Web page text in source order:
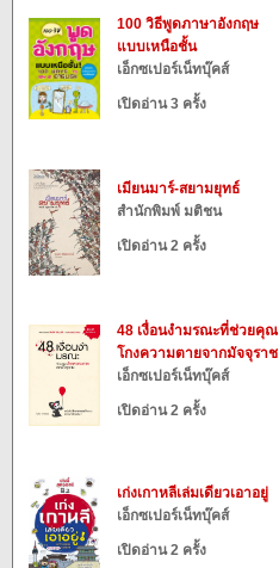
100 วิธีพูดภาษาอังกฤษ
แบบเหนือชั้น
เอ็กซเปอร์เน็ทบุ๊คส์
เปิดอ่าน 3 ครั้ง
เมียนมาร์-สยามยุทธ์
สำนักพิมพ์ มติชน
เปิดอ่าน 2 ครั้ง
48 เงื่อนงำมรณะที่ช่วยคุณ
โกงความตายจากมัจจุราช
เอ็กซเปอร์เน็ทบุ๊คส์
เปิดอ่าน 2 ครั้ง
เก่งเกาหลีเล่มเดียวเอาอยู่
เอ็กซเปอร์เน็ทบุ๊คส์
เปิดอ่าน 2 ครั้ง